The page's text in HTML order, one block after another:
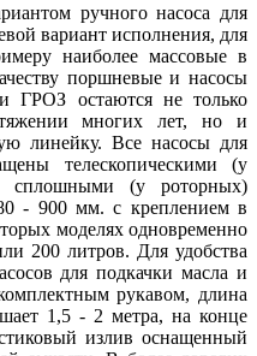
ручного насоса для
вариант исполнения, для
наиболее массовые в
поршневые и насосы
ГРОЗ остаются не только
многих лет, но и
линейку. Все насосы для
телескопическими (у
сплошными (у роторных)
- 900 мм. с креплением в
моделях одновременно
200 литров. Для удобства
для подкачки масла и
рукавом, длина
1,5 - 2 метра, на конце
излив оснащенный